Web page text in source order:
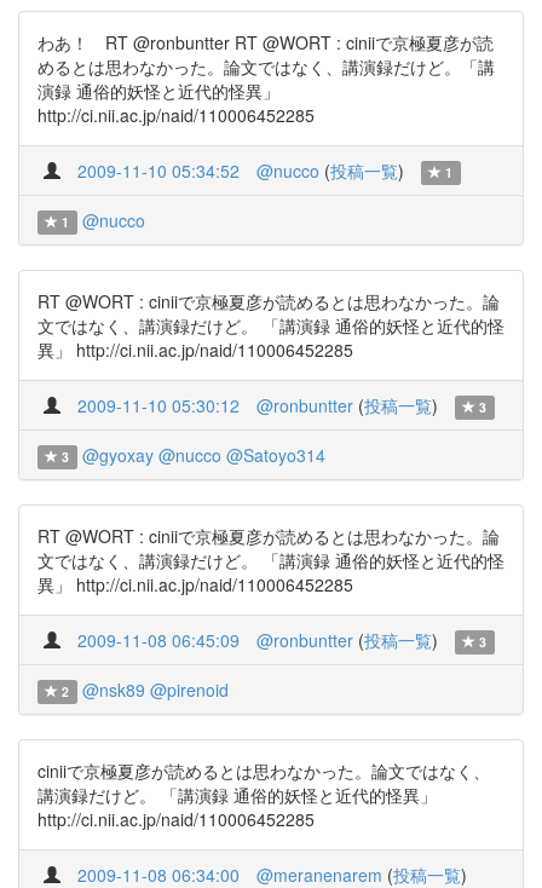
わあ！ RT @ronbuntter RT @WORT : ciniiで京極夏彦が読
めるとは思わなかった。論文ではなく、講演録だけど。「講
演録 通俗的妖怪と近代的怪異」
http://ci.nii.ac.jp/naid/110006452285
2009-11-10 05:34:52 @nucco (投稿一覧) 1
1 @nucco
RT @WORT : ciniiで京極夏彦が読めるとは思わなかった。論
文ではなく、講演録だけど。 「講演録 通俗的妖怪と近代的怪
異」 http://ci.nii.ac.jp/naid/110006452285
2009-11-10 05:30:12 @ronbuntter (投稿一覧) 3
3 @gyoxay @nucco @Satoyo314
RT @WORT : ciniiで京極夏彦が読めるとは思わなかった。論
文ではなく、講演録だけど。 「講演録 通俗的妖怪と近代的怪
異」 http://ci.nii.ac.jp/naid/110006452285
2009-11-08 06:45:09 @ronbuntter (投稿一覧) 3
2 @nsk89 @pirenoid
ciniiで京極夏彦が読めるとは思わなかった。論文ではなく、
講演録だけど。 「講演録 通俗的妖怪と近代的怪異」
http://ci.nii.ac.jp/naid/110006452285
2009-11-08 06:34:00 @meranenarem (投稿一覧)